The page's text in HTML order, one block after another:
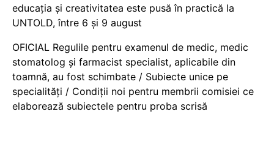
educația și creativitatea este pusă în practică la
UNTOLD, între 6 și 9 august
OFICIAL Regulile pentru examenul de medic, medic
stomatolog și farmacist specialist, aplicabile din
toamnă, au fost schimbate / Subiecte unice pe
specialități / Condiții noi pentru membrii comisiei ce
elaborează subiectele pentru proba scrisă